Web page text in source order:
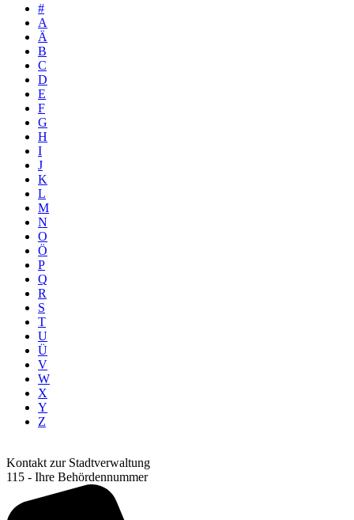
#
A
Ä
B
C
D
E
F
G
H
I
J
K
L
M
N
O
Ö
P
Q
R
S
T
U
Ü
V
W
X
Y
Z
Kontakt zur Stadtverwaltung
115 - Ihre Behördennummer